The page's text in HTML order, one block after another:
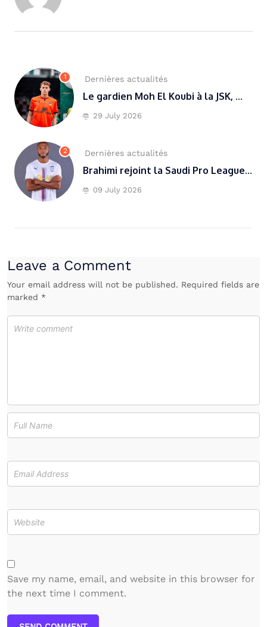
1 Dernières actualités
Le gardien Moh El Koubi à la JSK, ...
29 July 2026
2 Dernières actualités
Brahimi rejoint la Saudi Pro League...
09 July 2026
Leave a Comment
Your email address will not be published. Required fields are
marked *
Save my name, email, and website in this browser for
the next time I comment.